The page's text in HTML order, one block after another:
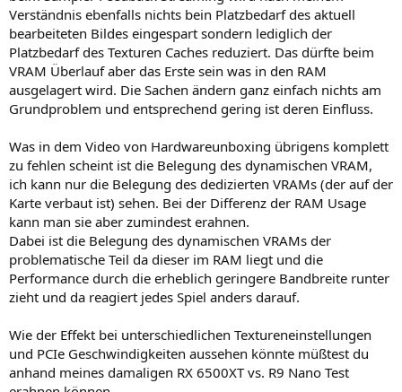
Verständnis ebenfalls nichts bein Platzbedarf des aktuell
bearbeiteten Bildes eingespart sondern lediglich der
Platzbedarf des Texturen Caches reduziert. Das dürfte beim
VRAM Überlauf aber das Erste sein was in den RAM
ausgelagert wird. Die Sachen ändern ganz einfach nichts am
Grundproblem und entsprechend gering ist deren Einfluss.
Was in dem Video von Hardwareunboxing übrigens komplett
zu fehlen scheint ist die Belegung des dynamischen VRAM,
ich kann nur die Belegung des dedizierten VRAMs (der auf der
Karte verbaut ist) sehen. Bei der Differenz der RAM Usage
kann man sie aber zumindest erahnen.
Dabei ist die Belegung des dynamischen VRAMs der
problematische Teil da dieser im RAM liegt und die
Performance durch die erheblich geringere Bandbreite runter
zieht und da reagiert jedes Spiel anders darauf.
Wie der Effekt bei unterschiedlichen Textureneinstellungen
und PCIe Geschwindigkeiten aussehen könnte müßtest du
anhand meines damaligen RX 6500XT vs. R9 Nano Test